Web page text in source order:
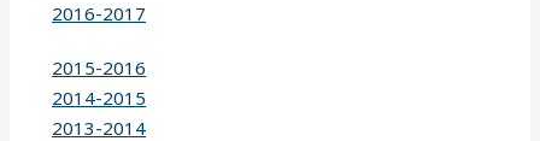
2016-2017
2015-2016
2014-2015
2013-2014